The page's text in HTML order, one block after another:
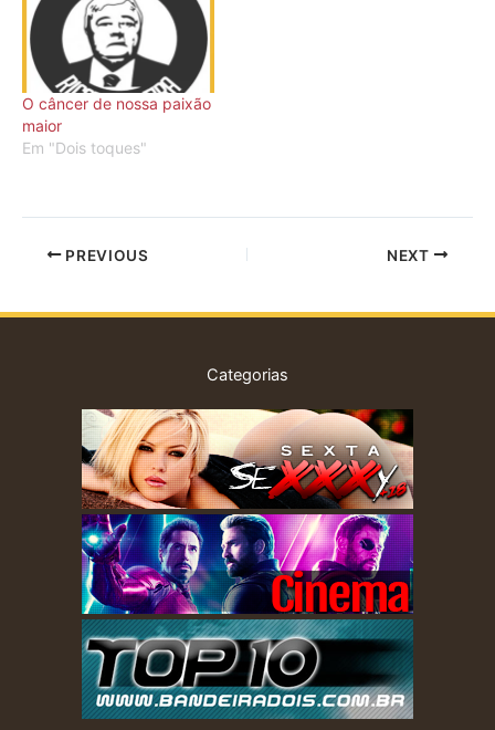
O câncer de nossa paixão
maior
Em "Dois toques"
PREVIOUS NEXT
Categorias